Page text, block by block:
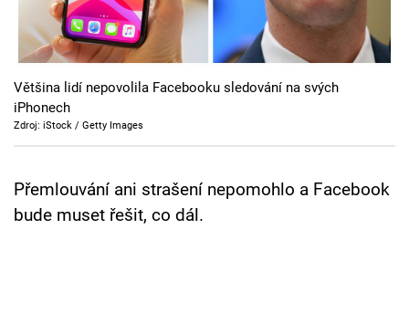
Cool Esport
Pořady
TV Program
Sledujte prima+
Přihlášení
Většina lidí nepovolila Facebooku sledování na svých
iPhonech
Zdroj: iStock / Getty Images
Přemlouvání ani strašení nepomohlo a Facebook
bude muset řešit, co dál.